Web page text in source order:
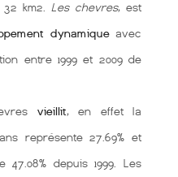
km2. Les chevres, est
dynamique avec
entre 1999 et 2009 de
vieillit, en effet la
représente 27.69% et
depuis 1999. Les